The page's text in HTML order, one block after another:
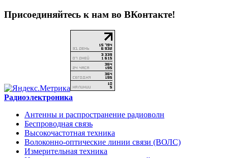
Присоединяйтесь к нам во ВКонтакте!
Радиоэлектроника
Антенны и распространение радиоволн
Беспроводная связь
Высокочастотная техника
Волоконно-оптические линии связи (ВОЛС)
Измерительная техника